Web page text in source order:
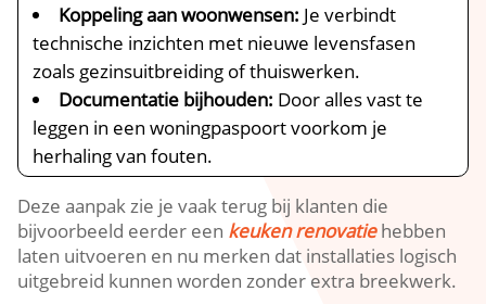
Koppeling aan woonwensen: Je verbindt
technische inzichten met nieuwe levensfasen
zoals gezinsuitbreiding of thuiswerken.​
Documentatie bijhouden: Door alles vast te
leggen in een woningpaspoort voorkom je
herhaling van fouten.​
Deze aanpak zie je vaak terug bij klanten die
bijvoorbeeld eerder een keuken renovatiehebben
laten uitvoeren en nu merken dat installaties logisch
uitgebreid kunnen worden zonder extra breekwerk.​